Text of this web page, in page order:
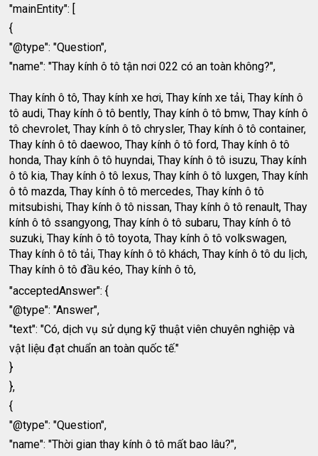
"mainEntity": [
{
"@type": "Question",
"name": "Thay kính ô tô tận nơi 022 có an toàn không?",
Thay kính ô tô, Thay kính xe hơi, Thay kính xe tải, Thay kính ô
tô audi, Thay kính ô tô bently, Thay kính ô tô bmw, Thay kính ô
tô chevrolet, Thay kính ô tô chrysler, Thay kính ô tô container,
Thay kính ô tô daewoo, Thay kính ô tô ford, Thay kính ô tô
honda, Thay kính ô tô huyndai, Thay kính ô tô isuzu, Thay kính
ô tô kia, Thay kính ô tô lexus, Thay kính ô tô luxgen, Thay kính
ô tô mazda, Thay kính ô tô mercedes, Thay kính ô tô
mitsubishi, Thay kính ô tô nissan, Thay kính ô tô renault, Thay
kính ô tô ssangyong, Thay kính ô tô subaru, Thay kính ô tô
suzuki, Thay kính ô tô toyota, Thay kính ô tô volkswagen,
Thay kính ô tô tải, Thay kính ô tô khách, Thay kính ô tô du lịch,
Thay kính ô tô đầu kéo, Thay kính ô tô,
"acceptedAnswer": {
"@type": "Answer",
"text": "Có, dịch vụ sử dụng kỹ thuật viên chuyên nghiệp và
vật liệu đạt chuẩn an toàn quốc tế."
}
},
{
"@type": "Question",
"name": "Thời gian thay kính ô tô mất bao lâu?",